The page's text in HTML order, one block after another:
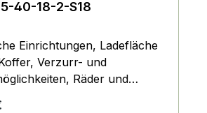
40-18-2-S18
Einrichtungen, Ladefläche
Verzurr- und
Räder und